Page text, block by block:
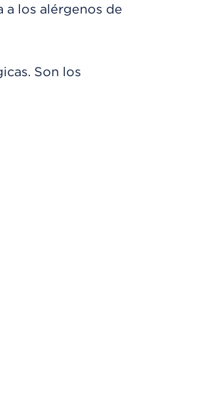
a los alérgenos de
Son los